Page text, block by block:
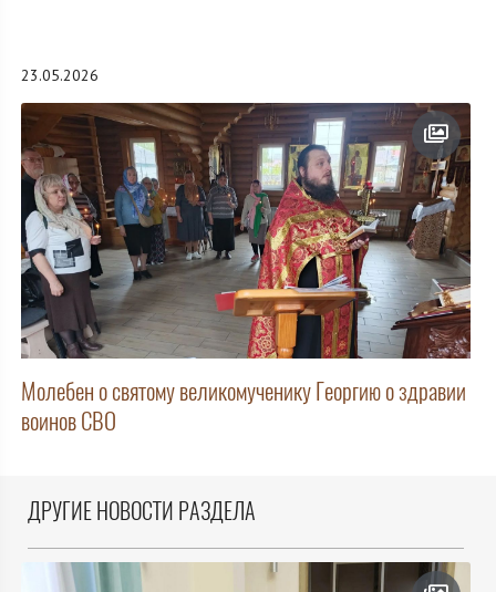
23.05.2026
Молебен о святому великомученику Георгию о здравии
воинов СВО
ДРУГИЕ НОВОСТИ РАЗДЕЛА